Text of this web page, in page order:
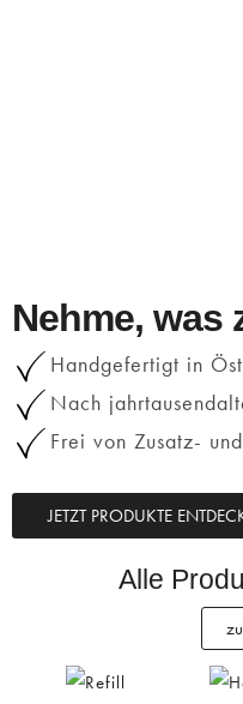
Nehme, was
Handgefertigt in
Nach
Frei von Zusatz-
JETZT PRODUKTE
Alle
Preisspanne:
€47.00